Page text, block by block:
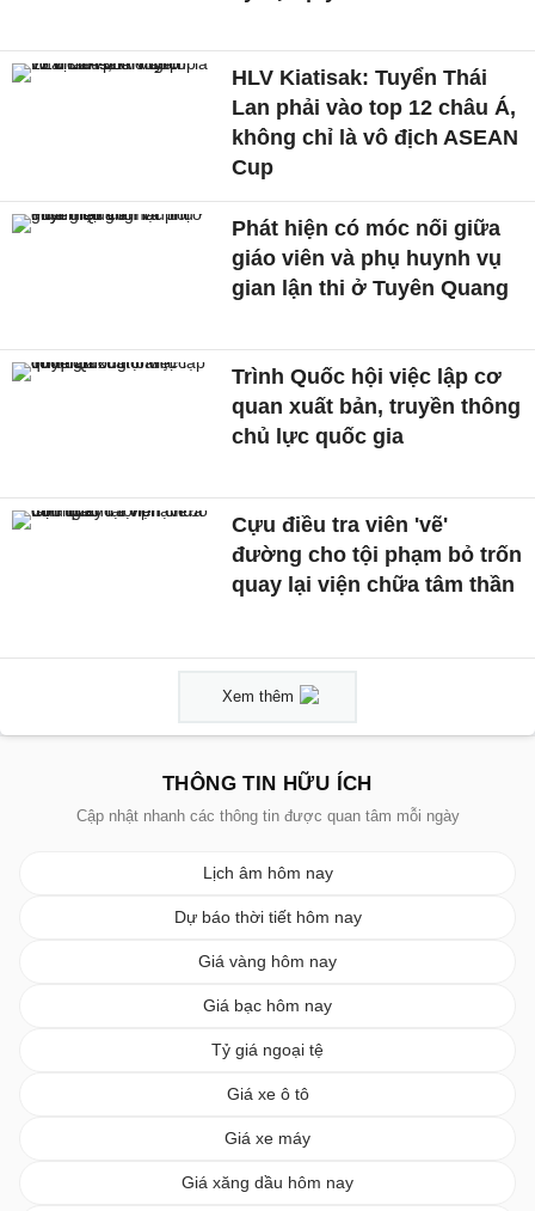
HLV Kiatisak: Tuyển Thái
Lan phải vào top 12 châu Á,
không chỉ là vô địch ASEAN
Cup
Phát hiện có móc nối giữa
giáo viên và phụ huynh vụ
gian lận thi ở Tuyên Quang
Trình Quốc hội việc lập cơ
quan xuất bản, truyền thông
chủ lực quốc gia
Cựu điều tra viên 'vẽ'
đường cho tội phạm bỏ trốn
quay lại viện chữa tâm thần
Xem thêm
THÔNG TIN HỮU ÍCH
Cập nhật nhanh các thông tin được quan tâm mỗi ngày
Lịch âm hôm nay
Dự báo thời tiết hôm nay
Giá vàng hôm nay
Giá bạc hôm nay
Tỷ giá ngoại tệ
Giá xe ô tô
Giá xe máy
Giá xăng dầu hôm nay